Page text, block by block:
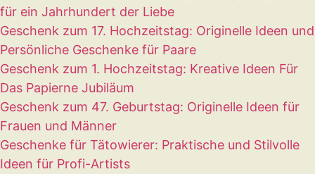
für ein Jahrhundert der Liebe
Geschenk zum 17. Hochzeitstag: Originelle Ideen und
Persönliche Geschenke für Paare
Geschenk zum 1. Hochzeitstag: Kreative Ideen Für
Das Papierne Jubiläum
Geschenk zum 47. Geburtstag: Originelle Ideen für
Frauen und Männer
Geschenke für Tätowierer: Praktische und Stilvolle
Ideen für Profi-Artists